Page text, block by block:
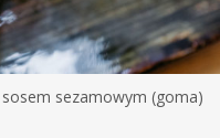
sezamowym (goma)